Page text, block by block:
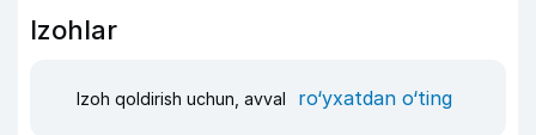
Izohlar
Izoh qoldirish uchun, avval ro‘yxatdan o‘ting